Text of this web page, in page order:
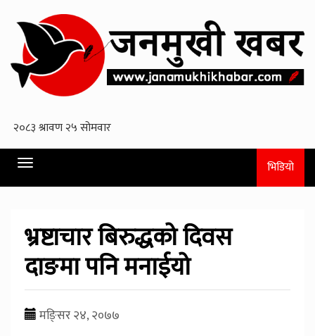
Toggle
navigation
भिडियो
भ्रष्टाचार बिरुद्धको दिवस
दाङमा पनि मनाईयो
मङि्सर २४, २०७७